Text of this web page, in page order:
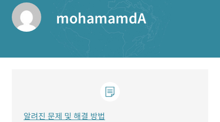
mohamamdA
알려진 문제 및 해결 방법